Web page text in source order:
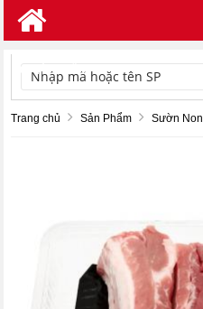
TÌM KIẾM
Trang chủ Sản Phẩm Sườn Non